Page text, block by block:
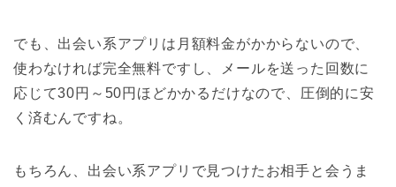
でも、出会い系アプリは月額料金がかからないので、
使わなければ完全無料ですし、メールを送った回数に
応じて30円～50円ほどかかるだけなので、圧倒的に安
く済むんですね。
もちろん、出会い系アプリで見つけたお相手と会うま